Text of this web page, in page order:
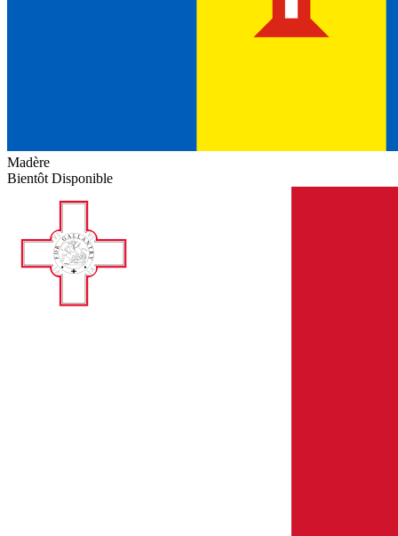
Madère
Bientôt Disponible